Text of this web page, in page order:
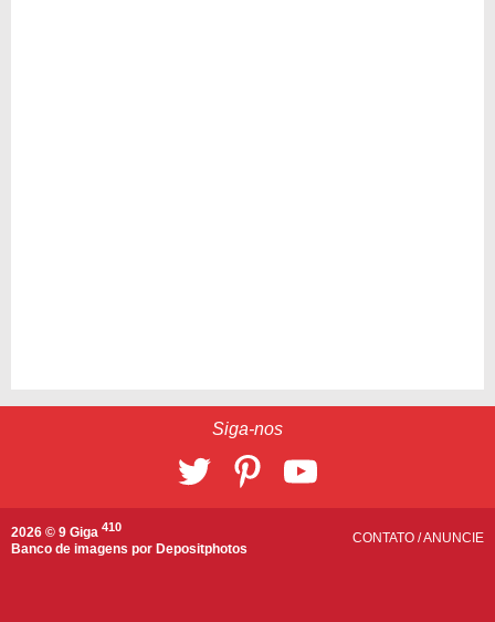
Siga-nos
2026 © 9 Giga 410
Banco de imagens por Depositphotos
CONTATO /ANUNCIE